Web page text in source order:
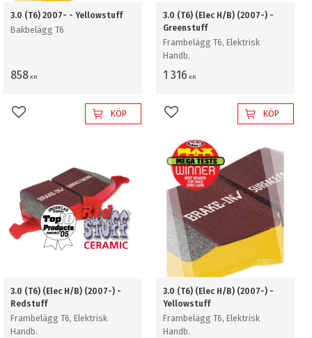
3.0 (T6) 2007- - Yellowstuff
Bakbelägg T6
858 KR
Lägg till i favoriterKÖP
3.0 (T6) (Elec H/B) (2007-) -
Greenstuff
Frambelägg T6, Elektrisk
Handb.
1 316 KR
Lägg till i favoriterKÖP
3.0 (T6) (Elec H/B) (2007-) -
Redstuff
Frambelägg T6, Elektrisk
Handb.
3.0 (T6) (Elec H/B) (2007-) -
Yellowstuff
Frambelägg T6, Elektrisk
Handb.